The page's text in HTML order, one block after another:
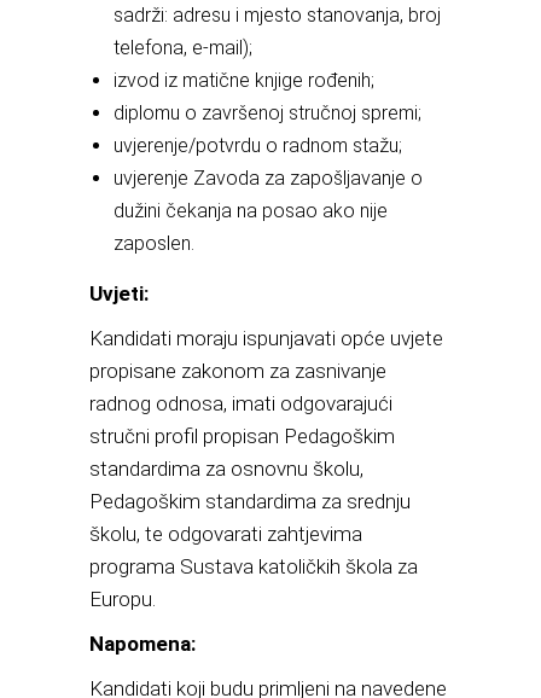
sadrži: adresu i mjesto stanovanja, broj
telefona, e-mail);
izvod iz matične knjige rođenih;
diplomu o završenoj stručnoj spremi;
uvjerenje/potvrdu o radnom stažu;
uvjerenje Zavoda za zapošljavanje o
dužini čekanja na posao ako nije
zaposlen.
Uvjeti:
Kandidati moraju ispunjavati opće uvjete
propisane zakonom za zasnivanje
radnog odnosa, imati odgovarajući
stručni profil propisan Pedagoškim
standardima za osnovnu školu,
Pedagoškim standardima za srednju
školu, te odgovarati zahtjevima
programa Sustava katoličkih škola za
Europu.
Napomena:
Kandidati koji budu primljeni na navedene